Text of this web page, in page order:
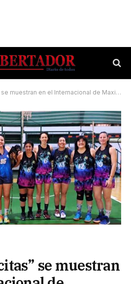
muestran en el Internacional de Maxibásquet
se muestran